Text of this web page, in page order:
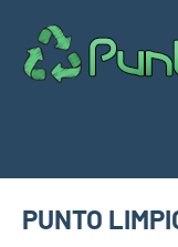
contenido
PUNTO